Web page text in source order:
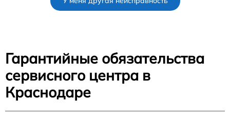
Гарантийные обязательства
сервисного центра в
Краснодаре